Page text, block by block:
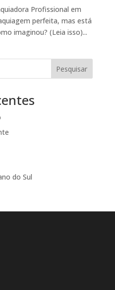
Profissional em
perfeita, mas está
imaginou? (Leia isso)...
Pesquisar
do Sul